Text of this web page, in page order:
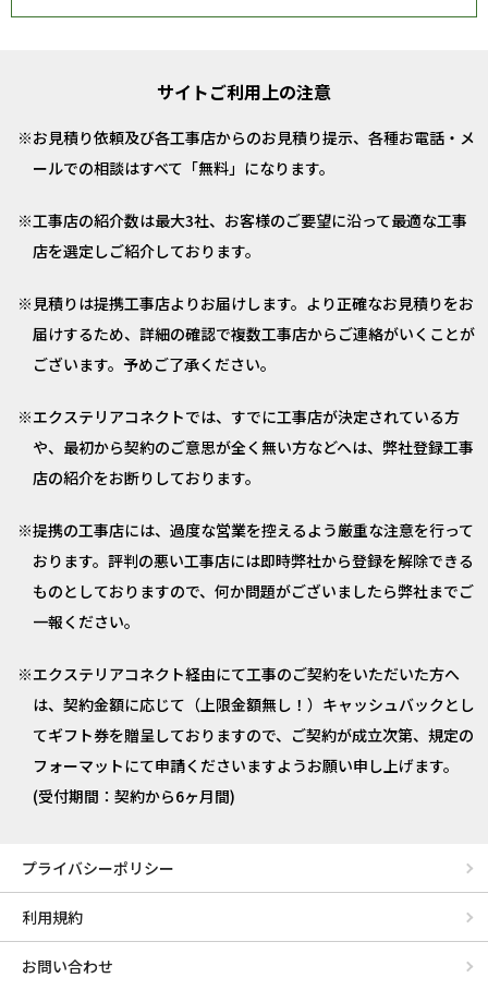
サイトご利用上の注意
お見積り依頼及び各工事店からのお見積り提示、各種お電話・メ
ールでの相談はすべて「無料」になります。
工事店の紹介数は最大3社、お客様のご要望に沿って最適な工事
店を選定しご紹介しております。
見積りは提携工事店よりお届けします。より正確なお見積りをお
届けするため、詳細の確認で複数工事店からご連絡がいくことが
ございます。予めご了承ください。
エクステリアコネクトでは、すでに工事店が決定されている方
や、最初から契約のご意思が全く無い方などへは、弊社登録工事
店の紹介をお断りしております。
提携の工事店には、過度な営業を控えるよう厳重な注意を行って
おります。評判の悪い工事店には即時弊社から登録を解除できる
ものとしておりますので、何か問題がございましたら弊社までご
一報ください。
エクステリアコネクト経由にて工事のご契約をいただいた方へ
は、契約金額に応じて（上限金額無し！）キャッシュバックとし
てギフト券を贈呈しておりますので、ご契約が成立次第、規定の
フォーマットにて申請くださいますようお願い申し上げます。
(受付期間：契約から6ヶ月間)
プライバシーポリシー
利用規約
お問い合わせ